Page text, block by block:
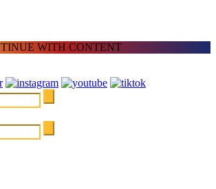
WITH CONTENT